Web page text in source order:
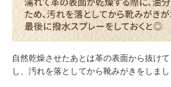
自然乾燥させたあとは革の表面から抜け
し、汚れを落としてから靴みがきをしまし